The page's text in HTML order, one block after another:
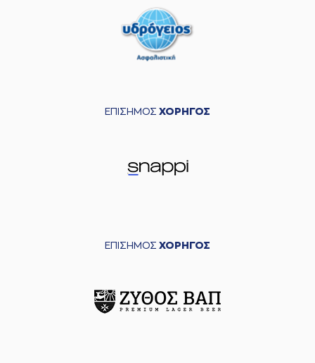
ΕΠΙΣΗΜΟΣ ΧΟΡΗΓΟΣ
ΕΠΙΣΗΜΟΣ ΧΟΡΗΓΟΣ